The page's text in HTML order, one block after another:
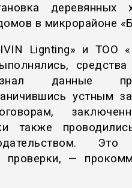
деревянных
в микрорайоне
Lignting» и ТОО
средства
данные
устным
также
Это
проверки, —